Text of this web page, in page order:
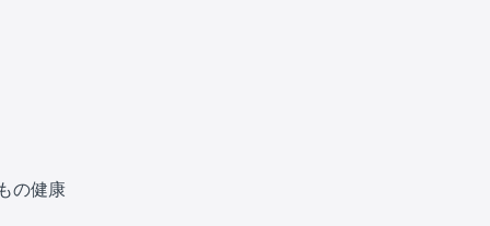
の健康